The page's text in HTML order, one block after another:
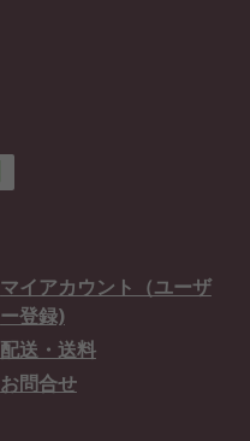
マイアカウント（ユーザ
ー登録)
配送・送料
お問合せ